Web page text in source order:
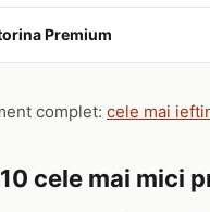
Premium
complet: cele mai
cele mai mici